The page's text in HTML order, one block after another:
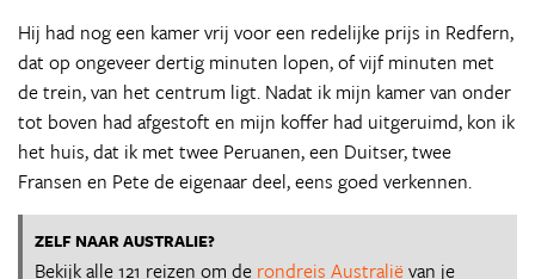
Hij had nog een kamer vrij voor een redelijke prijs in Redfern,
dat op ongeveer dertig minuten lopen, of vijf minuten met
de trein, van het centrum ligt. Nadat ik mijn kamer van onder
tot boven had afgestoft en mijn koffer had uitgeruimd, kon ik
het huis, dat ik met twee Peruanen, een Duitser, twee
Fransen en Pete de eigenaar deel, eens goed verkennen.
ZELF NAAR AUSTRALIE?
Bekijk alle 121 reizen om de rondreis Australiëvan je